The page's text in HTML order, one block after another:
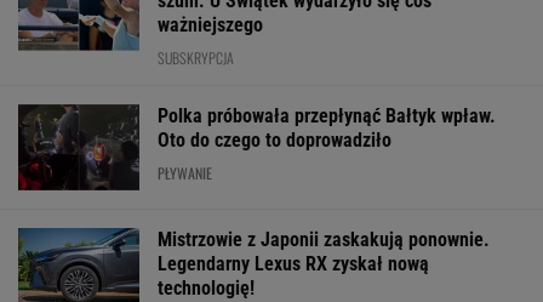
ważniejszego
SUBSKRYPCJA
Polka próbowała przepłynąć Bałtyk wpław.
Oto do czego to doprowadziło
PŁYWANIE
Mistrzowie z Japonii zaskakują ponownie.
Legendarny Lexus RX zyskał nową
technologię!